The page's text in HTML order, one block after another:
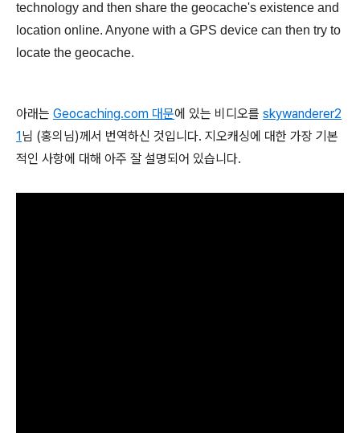
technology and then share the geocache's existence and
location online. Anyone with a GPS device can then try to
locate the geocache.
아래는 Geocaching.com 대문에 있는 비디오를 skywanderer2
1님 (홍의님)께서 번역하신 것입니다. 지오캐싱에 대한 가장 기본
적인 사항에 대해 아주 잘 설명되어 있습니다.